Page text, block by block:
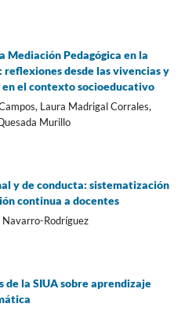
Mediación Pedagógica en la
desde las vivencias y
el contexto socioeducativo
Laura Madrigal Corrales,
Murillo
y de conducta: sistematización
continua a docentes
Rodríguez
la SIUA sobre aprendizaje